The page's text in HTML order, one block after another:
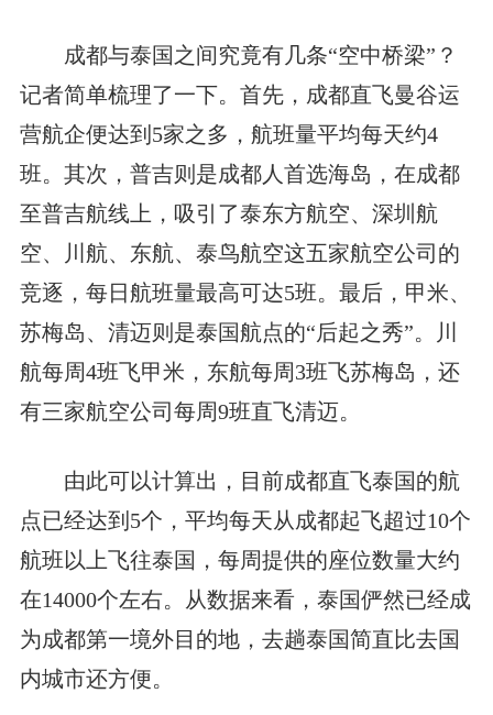
成都与泰国之间究竟有几条“空中桥梁”？
记者简单梳理了一下。首先，成都直飞曼谷运
营航企便达到5家之多，航班量平均每天约4
班。其次，普吉则是成都人首选海岛，在成都
至普吉航线上，吸引了泰东方航空、深圳航
空、川航、东航、泰鸟航空这五家航空公司的
竞逐，每日航班量最高可达5班。最后，甲米、
苏梅岛、清迈则是泰国航点的“后起之秀”。川
航每周4班飞甲米，东航每周3班飞苏梅岛，还
有三家航空公司每周9班直飞清迈。
由此可以计算出，目前成都直飞泰国的航
点已经达到5个，平均每天从成都起飞超过10个
航班以上飞往泰国，每周提供的座位数量大约
在14000个左右。从数据来看，泰国俨然已经成
为成都第一境外目的地，去趟泰国简直比去国
内城市还方便。